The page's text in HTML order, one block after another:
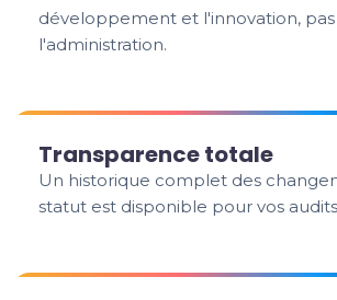
développement et l'innovation, pas
l'administration.
Transparence totale
Un historique complet des
statut est disponible pour vos